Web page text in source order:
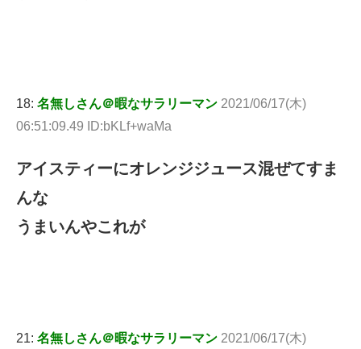
18: 名無しさん＠暇なサラリーマン 2021/06/17(木)
06:51:09.49 ID:bKLf+waMa
アイスティーにオレンジジュース混ぜてすま
んな
うまいんやこれが
21: 名無しさん＠暇なサラリーマン 2021/06/17(木)